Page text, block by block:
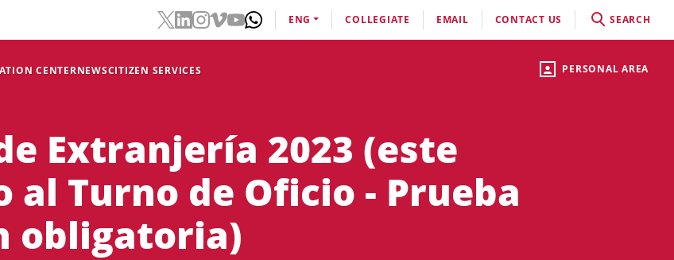
PERSONAL AREA
CENTERNEWSCITIZEN SERVICES
ENG COLLEGIATE EMAIL CONTACT US SEARCH
Extranjería 2023 (este
al Turno de Oficio - Prueba
obligatoria)